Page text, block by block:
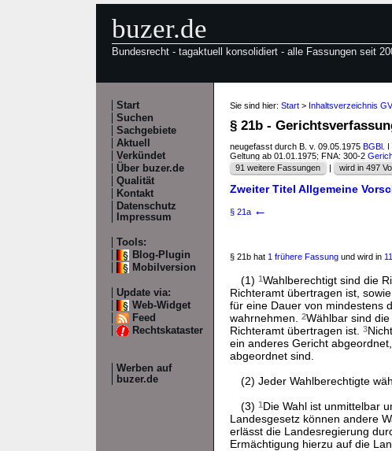
buzer.de
Bundesrecht - tagaktuell konsolidiert - alle Fassungen seit
Start
Suchen
Sachgebiete
Aktuell
Verkündet
Über buzer.de
Qualität
Kontakt
Datenschutz
Impressum
Tools:
Blog-Plugin
Mobilversion
Update via:
Web-Widget
Feed
Rechtskataster
Werben auf
buzer.de
Sie sind hier: Start > Inhaltsverzeichnis
§ 21b -
neugefasst durch B. v. 09.05.1975 BGBl. I
Geltung ab 01.01.1975; FNA: 300-2
91 weitere Fassungen
| wird in 497
Zweiter Titel Allgemeine
§ 21a ←
§ 21b hat 1 frühere Fassung und wird in
(1) 1Wahlberechtigt sind die
Richteramt übertragen ist,
für eine Dauer von mindestens
wahrnehmen.
2Wählbar sind
Richteramt übertragen ist.
3
ein anderes Gericht
abgeordnet sind.
(2) Jeder Wahlberechtigte
(3) 1Die Wahl ist unmittelbar
Landesgesetz können andere
erlässt die Landesregierung
Ermächtigung hierzu auf die